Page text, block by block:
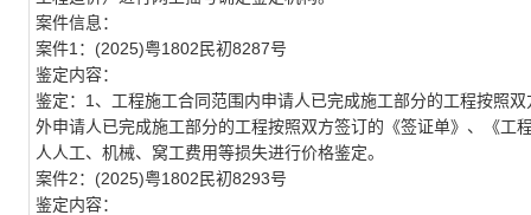
案件信息：
案件1 ： (2025)粤1802民初8287号
鉴定内容：
鉴定： 1 、工程施工合同范围内申请人已完成施工部分的工程按照
外申请人已完成施工部分的工程按照双方签订的《签证单》、《工
人人工、机械、窝工费用等损失进行价格鉴定。
案件2： (2025)粤1802民初8293号
鉴定内容：